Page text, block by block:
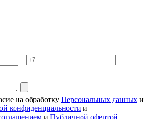
на обработку Персональных данных и
конфиденциальности и
и Публичной офертой